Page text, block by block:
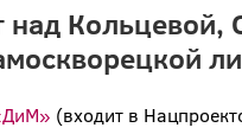
Кольцевой,
(входит в